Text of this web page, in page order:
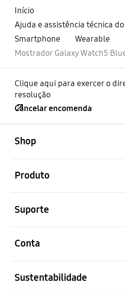
Início
Ajuda e assistência técnica
Smartphone
Wearable
Mostrador Galaxy Watch5
Clique aqui para exercer o
resolução
Cancelar encomenda
Shop
Produto
Suporte
Conta
Sustentabilidade